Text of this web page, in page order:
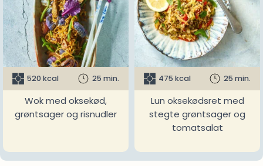
520 kcal 25 min.
Wok med oksekød,
grøntsager og risnudler
475 kcal 25 min.
Lun oksekødsret med
stegte grøntsager og
tomatsalat